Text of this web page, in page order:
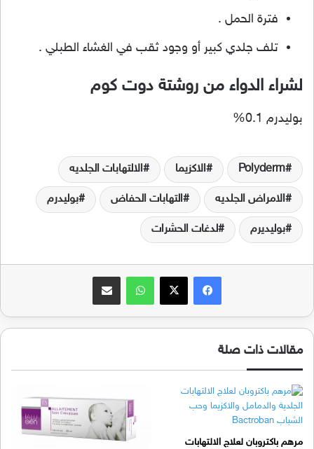
فترة الحمل .
تلف جلدي كبير أو وجود ثقب في الغشاء الطبلي .
لشراء الدواء من روشتة دوت كوم
بوليدرم 0.1%
Polyderm الاكزيما الالتهابات الجلديه
الامراض الجلديه التهابات الحفاض بوليدرم
بوليديرم لدغات الحشرات
فيسبوك واتساب
مقالات ذات صلة
مرهم باكتروبان لعلاج الالتهابات